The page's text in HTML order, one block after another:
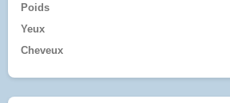
Poids
Yeux
Cheveux